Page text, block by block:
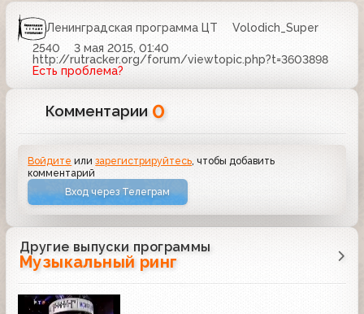
Ленинградская программа ЦТ
Volodich_Super
2540
3 мая 2015, 01:40
http://rutracker.org/forum/viewtopic.php?t=3603898
Есть проблема?
Комментарии 0
Войдите илизарегистрируйтесь , чтобы добавить
комментарий
Вход через Телеграм
Другие выпуски программы
Музыкальный ринг